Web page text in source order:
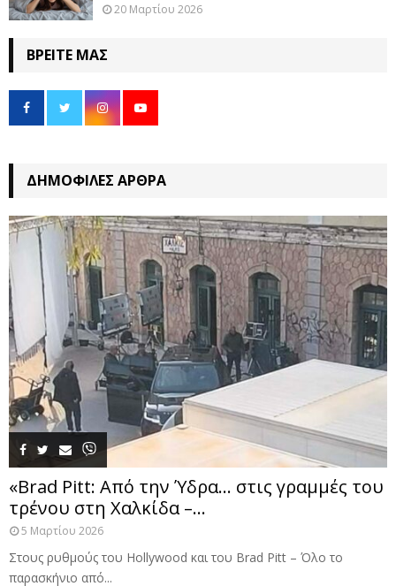
20 Μαρτίου 2026
ΒΡΕΊΤΕ ΜΑΣ
ΔΗΜΟΦΙΛΈΣ ΆΡΘΡΑ
«Brad Pitt: Από την Ύδρα… στις γραμμές του
τρένου στη Χαλκίδα –...
5 Μαρτίου 2026
Στους ρυθμούς του Hollywood και του Brad Pitt – Όλο το
παρασκήνιο από...